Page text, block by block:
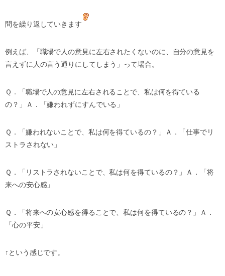
問を繰り返していきます
例えば、「職場で人の意見に左右されたくないのに、自分の意見を
言えずに人の言う通りにしてしまう」って場合。
Ｑ．「職場で人の意見に左右されることで、私は何を得ている
の？」Ａ．「嫌われずにすんでいる」
Ｑ．「嫌われないことで、私は何を得ているの？」Ａ．「仕事でリ
ストラされない」
Ｑ．「リストラされないことで、私は何を得ているの？」Ａ．「将
来への安心感」
Ｑ．「将来への安心感を得ることで、私は何を得ているの？」Ａ．
「心の平安」
↑という感じです。